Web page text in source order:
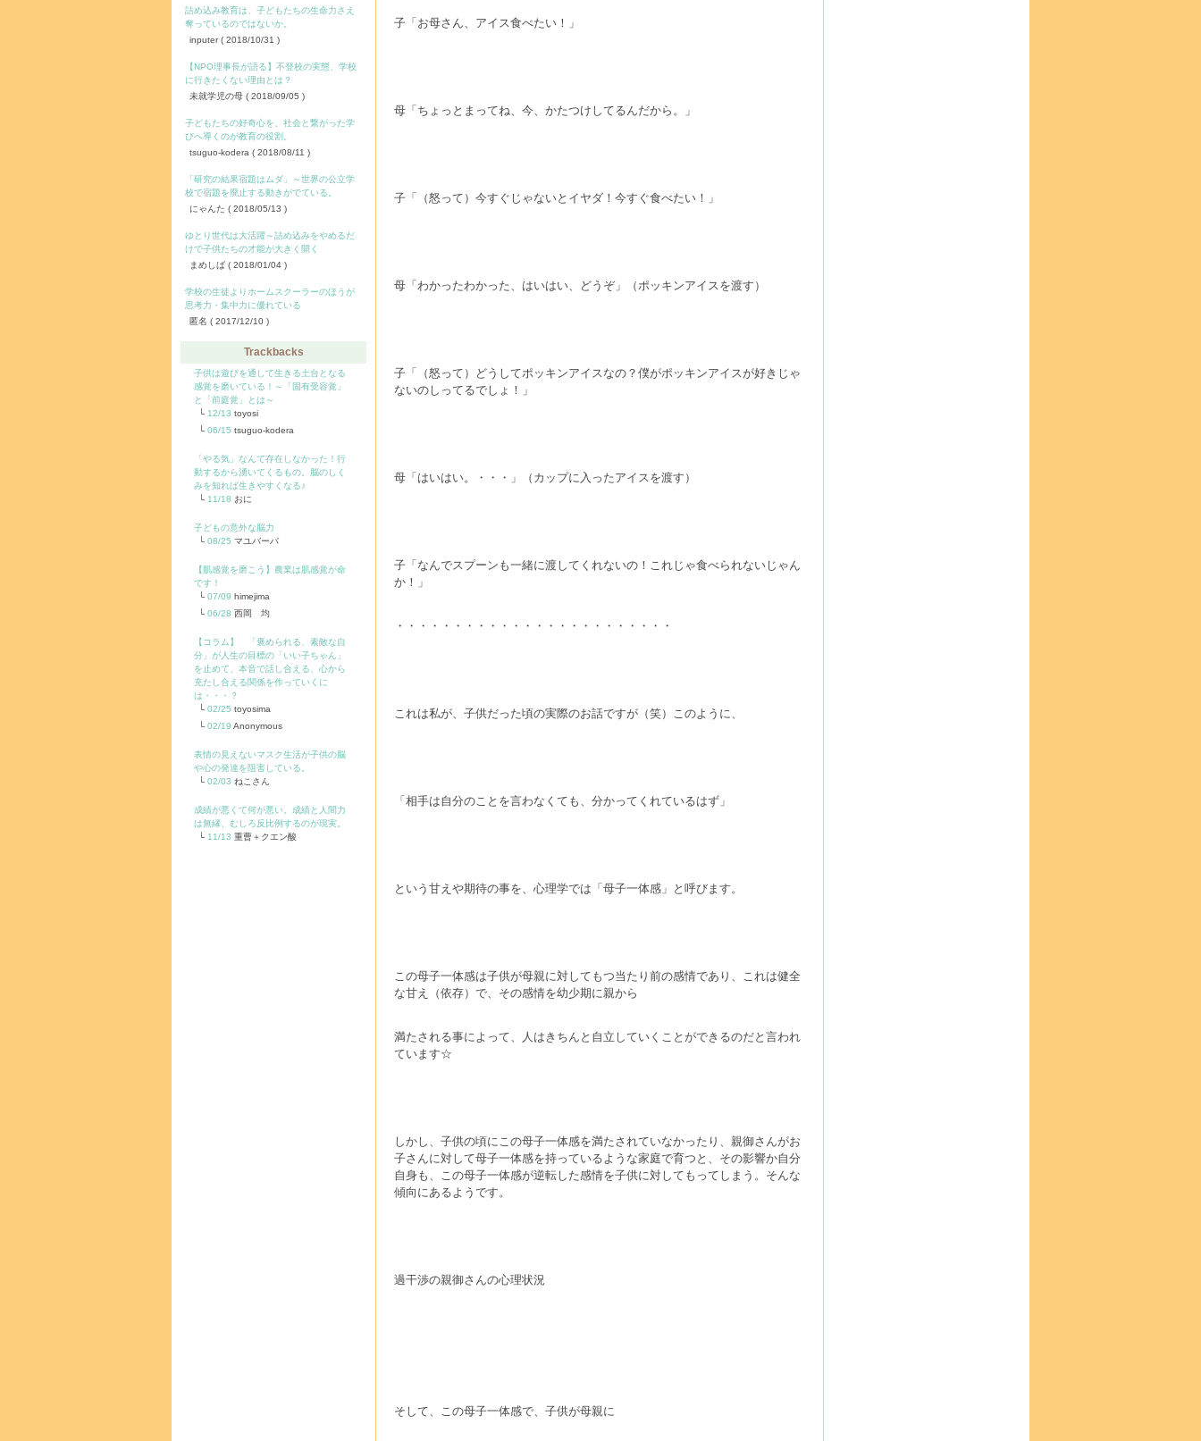
詰め込み教育は、子どもたちの生命力さえ
奪っているのではないか。
inputer( 2018/10/31 )
【NPO理事長が語る】不登校の実態、学校
に行きたくない理由とは？
未就学児の母 ( 2018/09/05 )
子どもたちの好奇心を、社会と繋がった学
びへ導くのが教育の役割。
tsuguo-kodera ( 2018/08/11 )
「研究の結果宿題はムダ」～世界の公立学
校で宿題を廃止する動きがでている。
にゃんた ( 2018/05/13 )
ゆとり世代は大活躍～詰め込みをやめるだ
けで子供たちの才能が大きく開く
まめしば ( 2018/01/04 )
学校の生徒よりホームスクーラーのほうが
思考力・集中力に優れている
匿名 ( 2017/12/10 )
Trackbacks
子供は遊びを通して生きる土台となる
感覚を磨いている！～「固有受容覚」
と「前庭覚」とは～
12/13 toyosi
06/15 tsuguo-kodera
「やる気」なんて存在しなかった！行
動するから湧いてくるもの。脳のしく
みを知れば生きやすくなる♪
11/18 おに
子どもの意外な脳力
08/25 マユバーバ
【肌感覚を磨こう】農業は肌感覚が命
です！
07/09 himejima
06/28 西岡 均
【コラム】 「褒められる、素敵な自
分」が人生の目標の「いい子ちゃん」
を止めて、本音で話し合える、心から
充たし合える関係を作っていくに
は・・・？
02/25 toyosima
02/19 Anonymous
表情の見えないマスク生活が子供の脳
や心の発達を阻害している。
02/03 ねこさん
成績が悪くて何が悪い。成績と人間力
は無縁、むしろ反比例するのが現実。
11/13 重曹＋クエン酸
子「お母さん、アイス食べたい！」
母「ちょっとまってね、今、かたつけしてるんだから。」
子「（怒って）今すぐじゃないとイヤダ！今すぐ食べたい！」
母「わかったわかった、はいはい、どうぞ」（ポッキンアイスを渡す）
子「（怒って）どうしてポッキンアイスなの？僕がポッキンアイスが好きじゃ
ないのしってるでしょ！」
母「はいはい。・・・」（カップに入ったアイスを渡す）
子「なんでスプーンも一緒に渡してくれないの！これじゃ食べられないじゃん
か！」
・・・・・・・・・・・・・・・・・・・・・・・・
これは私が、子供だった頃の実際のお話ですが（笑）このように、
「相手は自分のことを言わなくても、分かってくれているはず」
という甘えや期待の事を、心理学では「母子一体感」と呼びます。
この母子一体感は子供が母親に対してもつ当たり前の感情であり、これは健全
な甘え（依存）で、その感情を幼少期に親から
満たされる事によって、人はきちんと自立していくことができるのだと言われ
ています☆
しかし、子供の頃にこの母子一体感を満たされていなかったり、親御さんがお
子さんに対して母子一体感を持っているような家庭で育つと、その影響か自分
自身も、この母子一体感が逆転した感情を子供に対してもってしまう。そんな
傾向にあるようです。
過干渉の親御さんの心理状況
そして、この母子一体感で、子供が母親に